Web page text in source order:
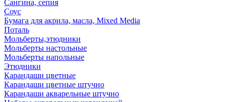
Сангина, сепия
Соус
Бумага для акрила, масла, Mixed Media
Поталь
Мольберты,этюдники
Мольберты настольные
Мольберты напольные
Этюдники
Карандаши цветные
Карандаши цветные штучно
Карандаши акварельные штучно